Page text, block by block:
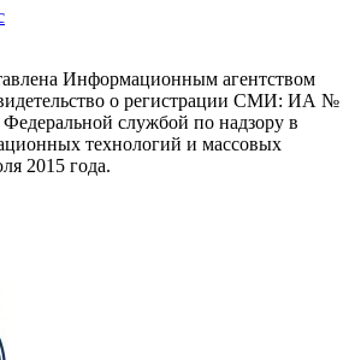
Информационным агентством
о регистрации СМИ: ИА №
службой по надзору в
технологий и массовых
2015 года.